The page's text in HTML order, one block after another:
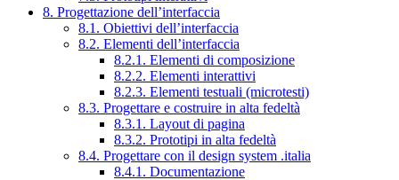
8. Progettazione dell’interfaccia
8.1. Obiettivi dell’interfaccia
8.2. Elementi dell’interfaccia
8.2.1. Elementi di composizione
8.2.2. Elementi interattivi
8.2.3. Elementi testuali (microtesti)
8.3. Progettare e costruire in alta fedeltà
8.3.1. Layout di pagina
8.3.2. Prototipi in alta fedeltà
8.4. Progettare con il design system .italia
8.4.1. Documentazione